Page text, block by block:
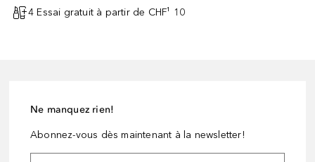
4 Essai gratuit à partir de CHF¹ 10
Ne manquez rien!
Abonnez-vous dès maintenant à la newsletter!